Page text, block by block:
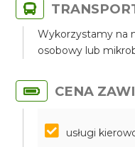
Wykorzystamy na
osobowy lub
CENA
usługi